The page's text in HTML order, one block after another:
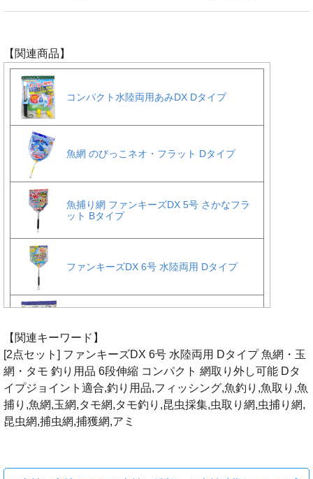
【関連商品】
【関連キーワード】
[2点セット] ファンキーズDX 6号 水陸両用 Dタイプ 魚網・玉
網・タモ 釣り用品 6段伸縮 コンパクト 網取り外し可能 Dタ
イプジョイント適合,釣り用品,フィッシング,魚釣り,魚取り,魚
捕り,魚網,玉網,タモ網,タモ釣り,昆虫採集,虫取り網,虫捕り網,
昆虫網,捕虫網,捕獲網,アミ